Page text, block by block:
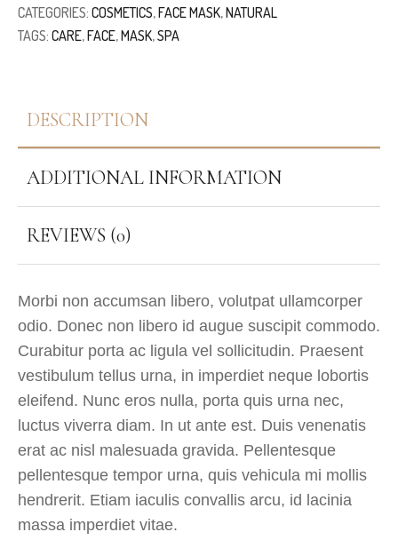
CATEGORIES: COSMETICS,FACE MASK,NATURAL
TAGS: CARE,FACE,MASK,SPA
DESCRIPTION
ADDITIONAL INFORMATION
REVIEWS (0)
Morbi non accumsan libero, volutpat ullamcorper
odio. Donec non libero id augue suscipit commodo.
Curabitur porta ac ligula vel sollicitudin. Praesent
vestibulum tellus urna, in imperdiet neque lobortis
eleifend. Nunc eros nulla, porta quis urna nec,
luctus viverra diam. In ut ante est. Duis venenatis
erat ac nisl malesuada gravida. Pellentesque
pellentesque tempor urna, quis vehicula mi mollis
hendrerit. Etiam iaculis convallis arcu, id lacinia
massa imperdiet vitae.